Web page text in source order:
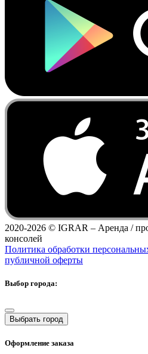
2020-2026 © IGRAR – Аренда /
консолей
Политика обработки
публичной оферты
Выбор города:
Выбрать город
Оформление заказа